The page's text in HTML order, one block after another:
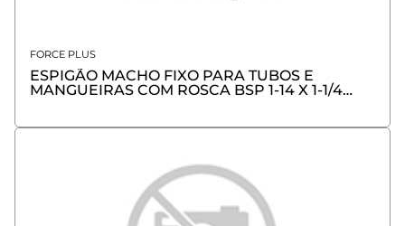
FORCE PLUS
ESPIGÃO MACHO FIXO PARA TUBOS E
MANGUEIRAS COM ROSCA BSP 1-14 X 1-1/4